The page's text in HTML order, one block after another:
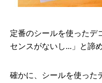
定番のシールを使ったデ
センスがないし...」と諦
確かに、シールを使った